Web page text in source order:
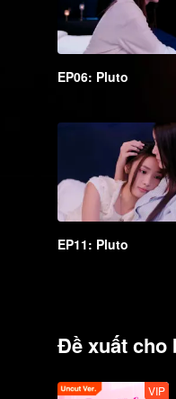
EP06: Pluto
EP11: Pluto
Đề xuất cho
VIP